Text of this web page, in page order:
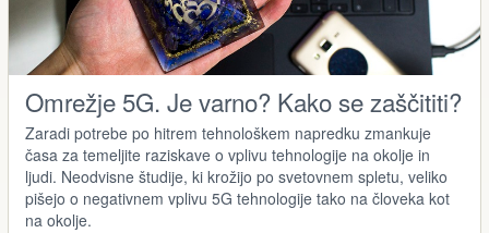
Omrežje 5G. Je varno? Kako se zaščititi?
Zaradi potrebe po hitrem tehnološkem napredku zmankuje
časa za temeljite raziskave o vplivu tehnologije na okolje in
ljudi. Neodvisne študije, ki krožijo po svetovnem spletu, veliko
pišejo o negativnem vplivu 5G tehnologije tako na človeka kot
na okolje.